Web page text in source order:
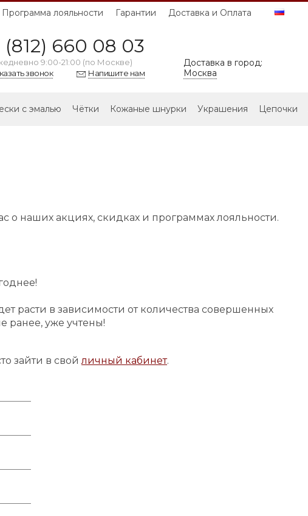
Программа лояльности Гарантии Доставка и Оплата
(812) 660 08 03
9:00-21:00 (по Москве)
звонок
Напишите нам
Доставка в город:
Москва
с эмалью Чётки Кожаные шнурки Украшения Цепочки
наших акциях, скидках и программах лояльности.
расти в зависимости от количества совершенных
ранее, уже учтены!
зайти в свойличный кабинет.